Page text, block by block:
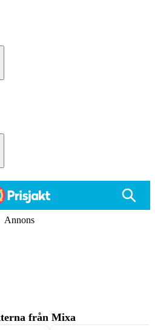
Annons
från Mixa